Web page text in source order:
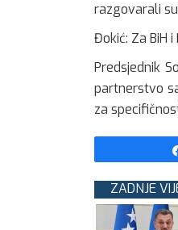
razgovarali
Đokić: Za BiH
Predsjednik
partnerstvo
za
ZADNJE